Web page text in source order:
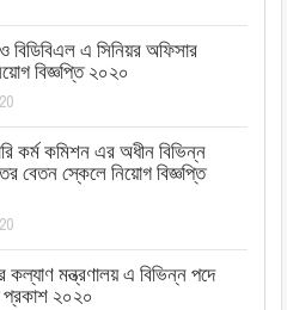
বিডিবিএল এ সিনিয়র অফিসার
বিজ্ঞপ্তি ২০২০
কর্ম কমিশন এর অধীন বিভিন্ন
বেতন স্কেলে নিয়োগ বিজ্ঞপ্তি
কল্যাণ মন্ত্রণালয় এ বিভিন্ন পদে
প্রকাশ ২০২০